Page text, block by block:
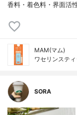
香料・着色料・界面活
MAM(マム)
ワセリンスティ
SORA